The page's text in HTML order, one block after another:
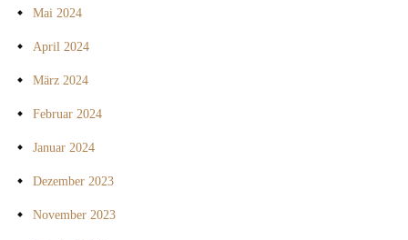
Mai 2024
April 2024
März 2024
Februar 2024
Januar 2024
Dezember 2023
November 2023